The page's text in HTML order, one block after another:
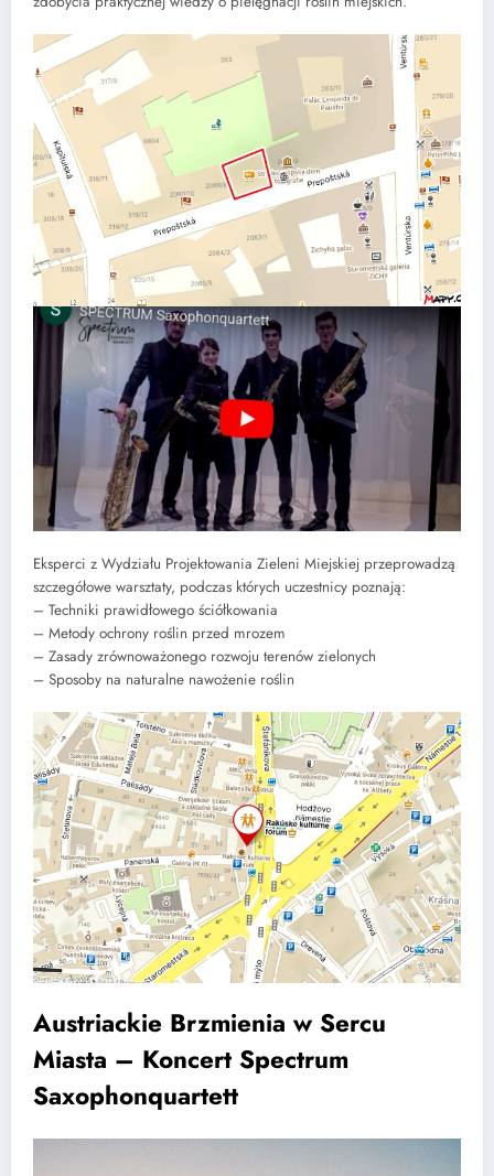
Eksperci z Wydziału Projektowania Zieleni Miejskiej przeprowadzą
szczegółowe warsztaty, podczas których uczestnicy poznają:
– Techniki prawidłowego ściółkowania
– Metody ochrony roślin przed mrozem
– Zasady zrównoważonego rozwoju terenów zielonych
– Sposoby na naturalne nawożenie roślin
Austriackie Brzmienia w Sercu
Miasta – Koncert Spectrum
Saxophonquartett